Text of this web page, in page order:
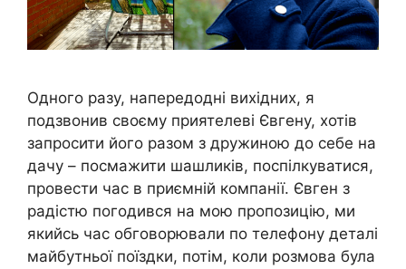
Одного разу, напередодні вихідних, я
подзвонив своєму приятелеві Євгену, хотів
запросити його разом з дружиною до себе на
дачу – посмажити шашликів, поспілкуватися,
провести час в приємній компанії. Євген з
радістю погодився на мою пропозицію, ми
якийсь час обговорювали по телефону деталі
майбутньої поїздки, потім, коли розмова була